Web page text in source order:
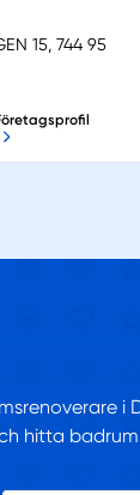
15, 744 95
i
hitta